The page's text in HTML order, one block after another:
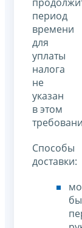
период
времени
для
уплаты
налога
не
указан
в этом
Способы
доставки: